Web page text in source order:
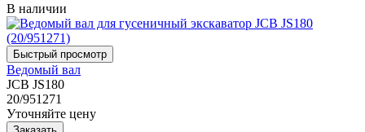
В наличии
Ведомый вал
JCB JS180
20/951271
Уточняйте цену